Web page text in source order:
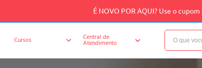
É NOVO POR AQUI? Use o
Cursos Central de
Atendimento